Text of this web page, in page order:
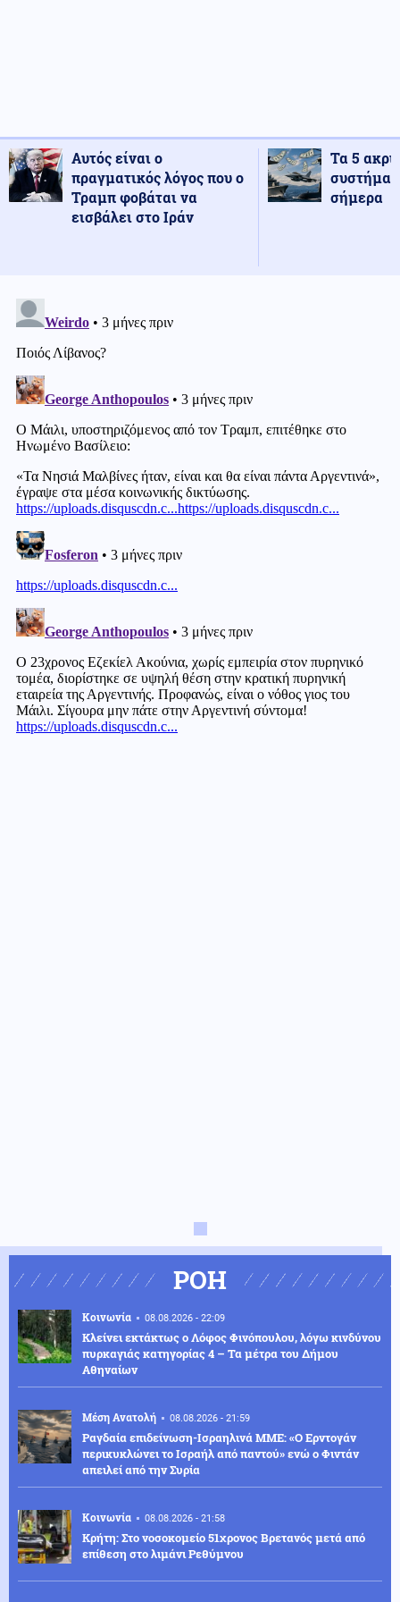
Αυτός είναι ο
πραγματικός λόγος που ο
Τραμπ φοβάται να
εισβάλει στο Ιράν
Τα 5
σήμερα
ΡΟΗ
Κοινωνία 08.08.2026 - 22:09
Κλείνει εκτάκτως ο Λόφος Φινόπουλου, λόγω κινδύνου
πυρκαγιάς κατηγορίας 4 – Τα μέτρα του Δήμου
Αθηναίων
Μέση Ανατολή 08.08.2026 - 21:59
Ραγδαία επιδείνωση-Ισραηλινά ΜΜΕ: «Ο Ερντογάν
περικυκλώνει το Ισραήλ από παντού» ενώ ο Φιντάν
απειλεί από την Συρία
Κοινωνία 08.08.2026 - 21:58
Κρήτη: Στο νοσοκομείο 51χρονος Βρετανός μετά από
επίθεση στο λιμάνι Ρεθύμνου